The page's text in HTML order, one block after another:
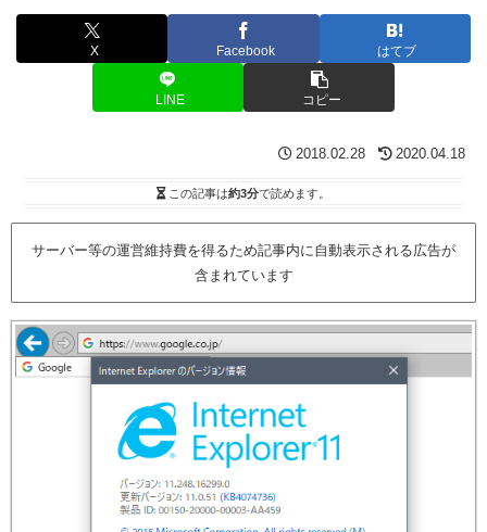
X Facebook はてブ
LINE コピー
2018.02.28 2020.04.18
この記事は約3分で読めます。
サーバー等の運営維持費を得るため記事内に自動表示される広告が
含まれています